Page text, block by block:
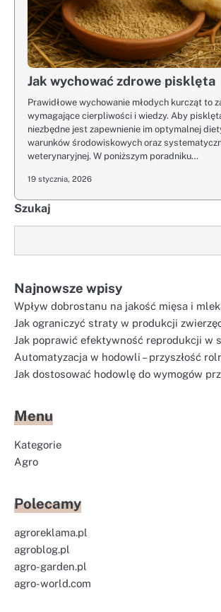
Jak wychować zdrowe pisklęta
Prawidłowe wychowanie młodych kurcząt to
wymagające cierpliwości i wiedzy. Aby
niezbędne jest zapewnienie im optymalnej
warunków środowiskowych oraz
weterynaryjnej. W poniższym poradniku…
19 stycznia, 2026
Szukaj
Najnowsze wpisy
Wpływ dobrostanu na jakość mięsa i
Jak ograniczyć straty w produkcji
Jak poprawić efektywność reprodukcji w
Automatyzacja w hodowli – przyszłość
Jak dostosować hodowlę do wymogów
Menu
Kategorie
Agro
Polecamy
agroreklama.pl
agroblog.pl
agro-garden.pl
agro-world.com